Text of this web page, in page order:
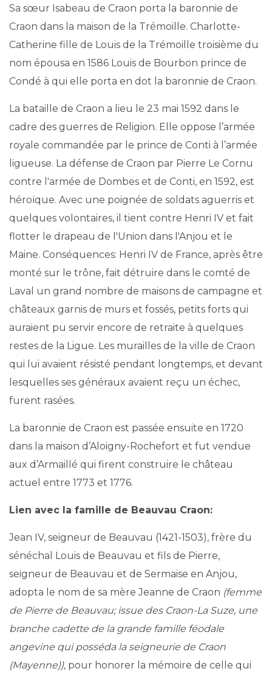
Sa sœur Isabeau de Craon porta la baronnie de
Craon dans la maison de la Trémoille. Charlotte-
Catherine fille de Louis de la Trémoille troisième du
nom épousa en 1586 Louis de Bourbon prince de
Condé à qui elle porta en dot la baronnie de Craon.
La bataille de Craon a lieu le 23 mai 1592 dans le
cadre des guerres de Religion. Elle oppose l’armée
royale commandée par le prince de Conti à l’armée
ligueuse. La défense de Craon par Pierre Le Cornu
contre l'armée de Dombes et de Conti, en 1592, est
héroïque. Avec une poignée de soldats aguerris et
quelques volontaires, il tient contre Henri IV et fait
flotter le drapeau de l'Union dans l'Anjou et le
Maine. Conséquences: Henri IV de France, après être
monté sur le trône, fait détruire dans le comté de
Laval un grand nombre de maisons de campagne et
châteaux garnis de murs et fossés, petits forts qui
auraient pu servir encore de retraite à quelques
restes de la Ligue. Les murailles de la ville de Craon
qui lui avaient résisté pendant longtemps, et devant
lesquelles ses généraux avaient reçu un échec,
furent rasées.
La baronnie de Craon est passée ensuite en 1720
dans la maison d’Aloigny-Rochefort et fut vendue
aux d’Armaillé qui firent construire le château
actuel entre 1773 et 1776.
Lien avec la famille de Beauvau Craon:
Jean IV, seigneur de Beauvau (1421-1503), frère du
sénéchal Louis de Beauvau et fils de Pierre,
seigneur de Beauvau et de Sermaise en Anjou,
adopta le nom de sa mère Jeanne de Craon (femme
de Pierre de Beauvau; issue des Craon-La Suze, une
branche cadette de la grande famille féodale
angevine qui posséda la seigneurie de Craon
(Mayenne)), pour honorer la mémoire de celle qui